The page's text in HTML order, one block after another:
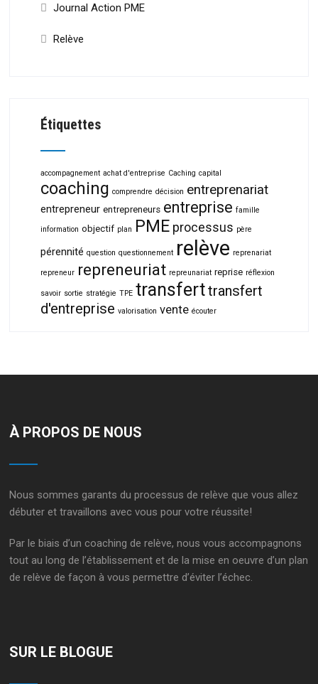
Journal Action PME
Relève
Étiquettes
accompagnement achat d'entreprise Caching capital
coaching comprendre décision entreprenariat
entrepreneur entrepreneurs entreprise famille
information objectif plan PME processus père
pérennité question questionnement relève reprenariat
repreneur repreneuriat repreunariat reprise réflexion
savoir sortie stratégie TPE transferttransfert
d'entreprise valorisation vente écouter
À PROPOS DE NOUS
Nous sommes garants du processus de relève que vous allez
débuter et travaillons avec vous pour votre réussite!
Par le biais d’un coaching de relève, nous vous accompagnons
tout au long de l’établissement et de la mise en oeuvre d’unplan
de relève de façon à vous permettre d’éviter l’échec.
SUR LE BLOGUE